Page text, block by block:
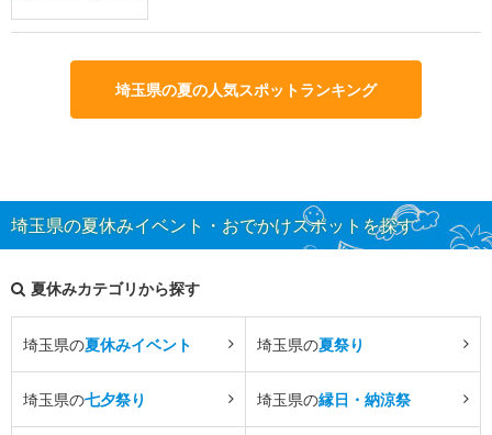
埼玉県の夏の人気スポットランキング
埼玉県の夏休みイベント・おでかけスポットを探す
夏休みカテゴリから探す
埼玉県の夏休みイベント 埼玉県の夏祭り
埼玉県の七夕祭り 埼玉県の縁日・納涼祭